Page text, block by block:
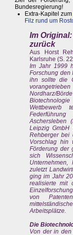
Bundesregierung!
Extra-Kapitel zum
Filz rund um
Im
zurück
Aus Horst
Karlsruhe (S.
Im Jahr 1999
Forschung den
ihn sollte die
Nordharz/
Wettbewerb
Aschersleben
Leipzig GmbH
Rehberger bei
Vorschlag hin
Förderung der
sich
Unternehmen,
zuletzt
ging im Jahr
realisierte mit
von
Arbeitsplätze.
Die
Von der in den